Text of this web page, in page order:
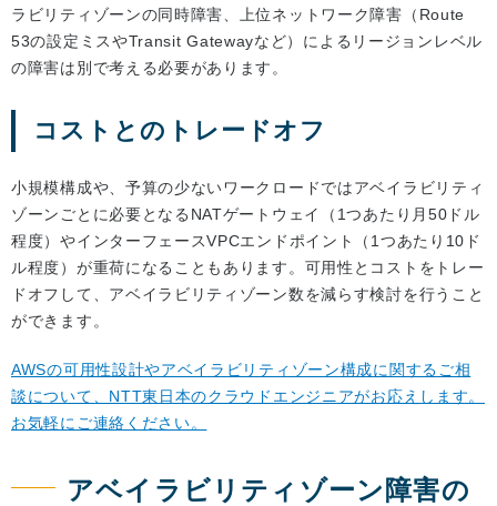
ラビリティゾーンの同時障害、上位ネットワーク障害（Route
53の設定ミスやTransit Gatewayなど）によるリージョンレベル
の障害は別で考える必要があります。
コストとのトレードオフ
小規模構成や、予算の少ないワークロードではアベイラビリティ
ゾーンごとに必要となるNATゲートウェイ（1つあたり月50ドル
程度）やインターフェースVPCエンドポイント（1つあたり10ド
ル程度）が重荷になることもあります。可用性とコストをトレー
ドオフして、アベイラビリティゾーン数を減らす検討を行うこと
ができます。
AWSの可用性設計やアベイラビリティゾーン構成に関するご相
談について、NTT東日本のクラウドエンジニアがお応えします。
お気軽にご連絡ください。
アベイラビリティゾーン障害の